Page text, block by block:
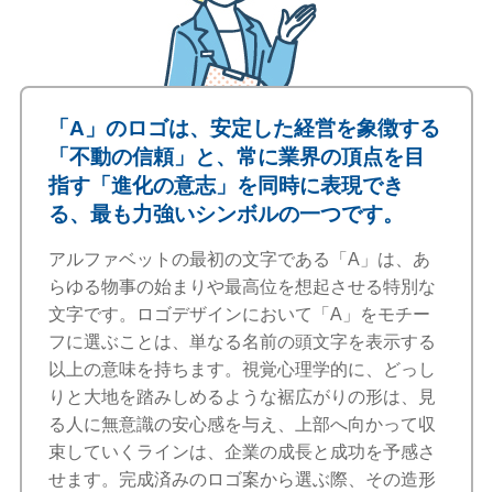
「A」のロゴは、安定した経営を象徴する
「不動の信頼」と、常に業界の頂点を目
指す「進化の意志」を同時に表現でき
る、最も力強いシンボルの一つです。
アルファベットの最初の文字である「A」は、あ
らゆる物事の始まりや最高位を想起させる特別な
文字です。ロゴデザインにおいて「A」をモチー
フに選ぶことは、単なる名前の頭文字を表示する
以上の意味を持ちます。視覚心理学的に、どっし
りと大地を踏みしめるような裾広がりの形は、見
る人に無意識の安心感を与え、上部へ向かって収
束していくラインは、企業の成長と成功を予感さ
せます。完成済みのロゴ案から選ぶ際、その造形